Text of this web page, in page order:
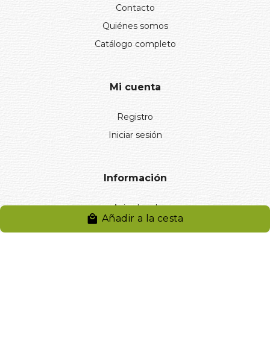
Añadir a la cesta
Contacto
Quiénes somos
Catálogo completo
Mi cuenta
Registro
Iniciar sesión
Información
Aviso legal
Política de privacidad